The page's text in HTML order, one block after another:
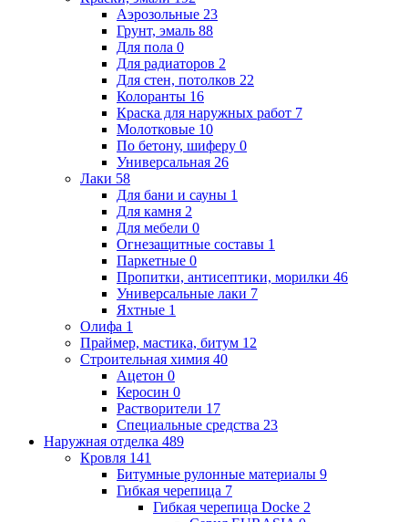
Аэрозольные 23
Грунт, эмаль 88
Для пола 0
Для радиаторов 2
Для стен, потолков 22
Колоранты 16
Краска для наружных работ 7
Молотковые 10
По бетону, шиферу 0
Универсальная 26
Лаки 58
Для бани и сауны 1
Для камня 2
Для мебели 0
Огнезащитные составы 1
Паркетные 0
Пропитки, антисептики, морилки 46
Универсальные лаки 7
Яхтные 1
Олифа 1
Праймер, мастика, битум 12
Строительная химия 40
Ацетон 0
Керосин 0
Растворители 17
Специальные средства 23
Наружная отделка 489
Кровля 141
Битумные рулонные материалы 9
Гибкая черепица 7
Гибкая черепица Docke 2